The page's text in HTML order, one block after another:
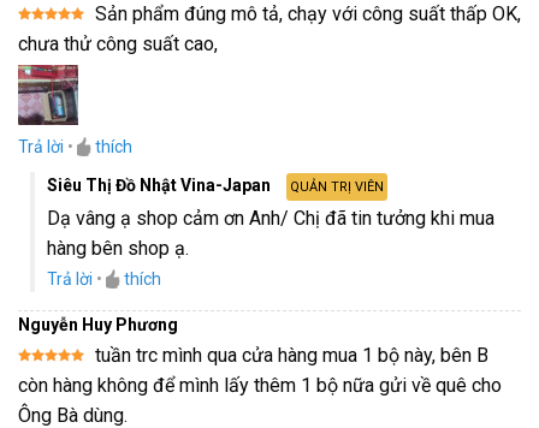
Được xếp
hạng5 5
Sản phẩm đúng mô tả, chạy với công suất thấp OK,
chưa thử công suất cao,
Trả lời •
thích
Siêu Thị Đồ Nhật Vina-Japan
QUẢN TRỊ VIÊN
Dạ vâng ạ shop cảm ơn Anh/ Chị đã tin tưởng khi mua
hàng bên shop ạ.
Trả lời • thích
Nguyễn Huy Phương
Được xếp
hạng 55
sao
tuần trc mình qua cửa hàng mua 1 bộ này, bên B
còn hàng không để mình lấy thêm 1 bộ nữa gửi về quê cho
Ông Bà dùng.